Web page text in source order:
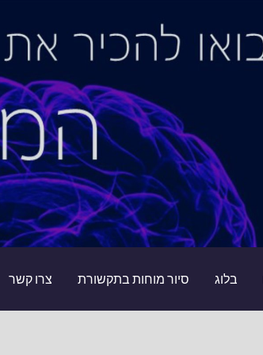
בלוג סיור מוחות בתקשורת צרו קשר